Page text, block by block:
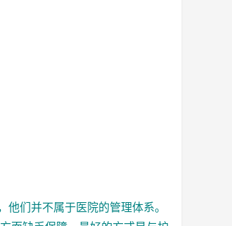
们并不属于医院的管理体系。